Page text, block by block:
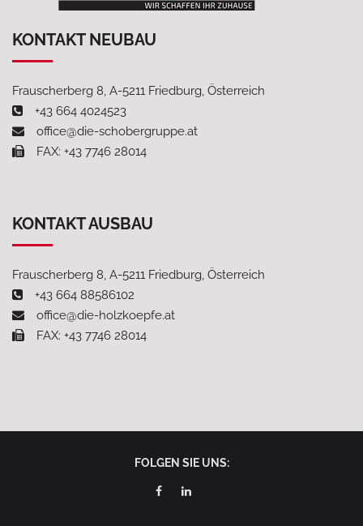
KONTAKT NEUBAU
Frauscherberg 8, A-5211 Friedburg, Österreich
+43 664 4024523
office@die-schobergruppe.at
FAX: +43 7746 28014
KONTAKT AUSBAU
Frauscherberg 8, A-5211 Friedburg, Österreich
+43 664 88586102
office@die-holzkoepfe.at
FAX: +43 7746 28014
FOLGEN SIE UNS: